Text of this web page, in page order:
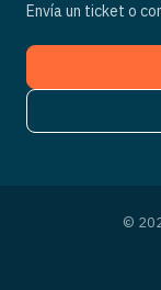
Envía un ticket o
©